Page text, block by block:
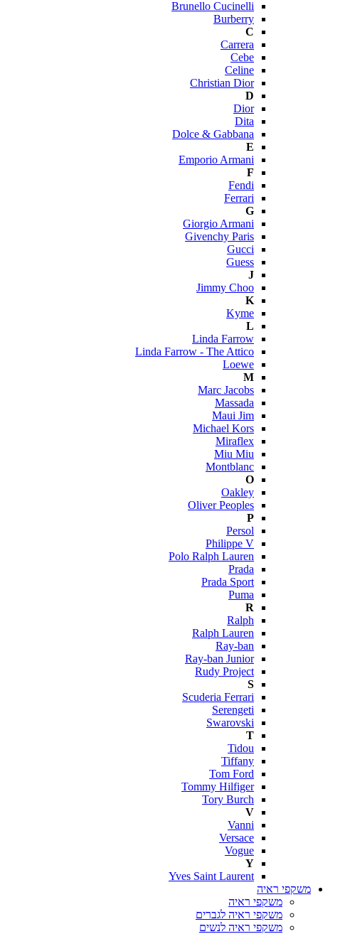
Brunello Cucinelli
Burberry
C
Carrera
Cebe
Celine
Christian Dior
D
Dior
Dita
Dolce & Gabbana
E
Emporio Armani
F
Fendi
Ferrari
G
Giorgio Armani
Givenchy Paris
Gucci
Guess
J
Jimmy Choo
K
Kyme
L
Linda Farrow
Linda Farrow - The Attico
Loewe
M
Marc Jacobs
Massada
Maui Jim
Michael Kors
Miraflex
Miu Miu
Montblanc
O
Oakley
Oliver Peoples
P
Persol
Philippe V
Polo Ralph Lauren
Prada
Prada Sport
Puma
R
Ralph
Ralph Lauren
Ray-ban
Ray-ban Junior
Rudy Project
S
Scuderia Ferrari
Serengeti
Swarovski
T
Tidou
Tiffany
Tom Ford
Tommy Hilfiger
Tory Burch
V
Vanni
Versace
Vogue
Y
Yves Saint Laurent
משקפי ראיה
משקפי ראיה
משקפי ראיה לגברים
משקפי ראיה לנשים